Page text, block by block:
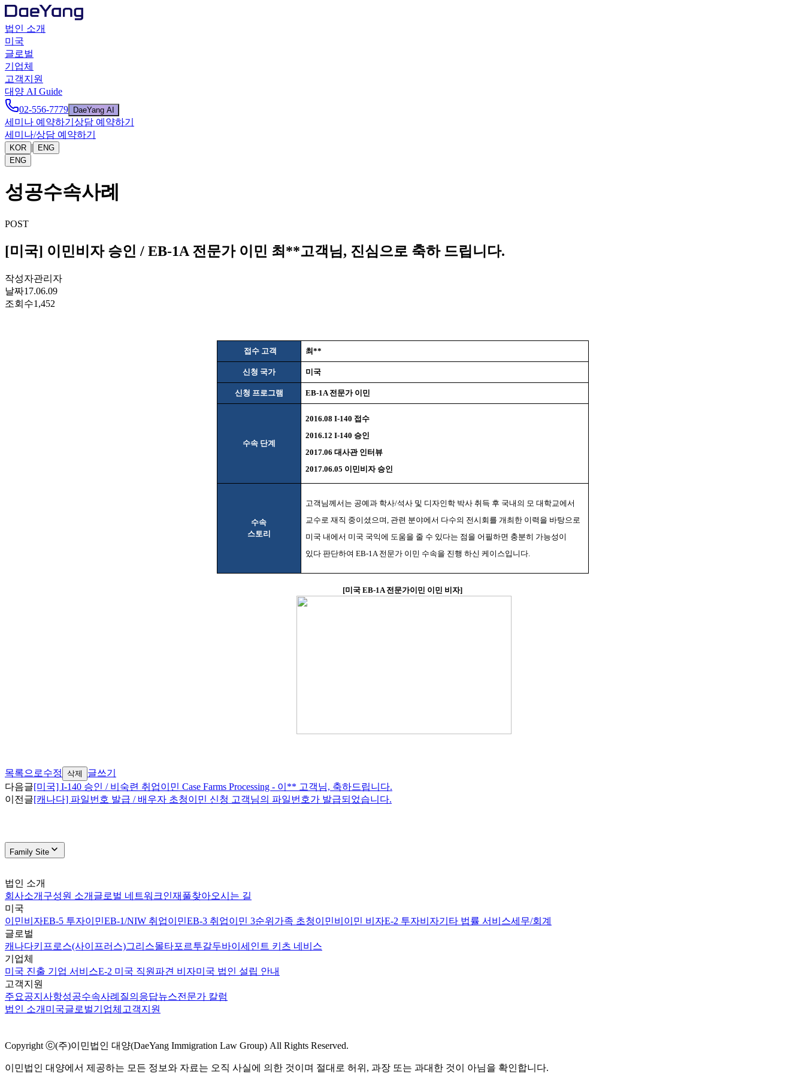
법인 소개
미국
글로벌
기업체
고객지원
대양 AI Guide
02-556-7779
DaeYang AI
세미나 예약하기 상담 예약하기
세미나/상담 예약하기
KOR |
ENG
ENG
성공수속사례
POST
[미국] 이민비자 승인 / EB-1A 전문가 이민 최**고객님, 진심으로 축하 드립니다.
작성자관리자
날짜17.06.09
조회수1,452
접수 고객 최**
신청 국가 미국
신청 프로그램 EB-1A 전문가 이민
수속 단계
2016.08 I-140 접수
2016.12 I-140 승인
2017.06 대사관 인터뷰
2017.06.05 이민비자 승인
수속
스토리
고객님께서는 공예과 학사/석사 및 디자인학 박사 취득 후 국내의 모 대학교에서
교수로 재직 중이셨으며 관련 분야에서 다수의 전시회를 개최한 이력을 바탕으로
미국 내에서 미국 국익에 도움을 줄 수 있다는 점을 어필하면 충분히 가능성이
있다 판단하여 EB-1A 전문가 이민 수속을 진행 하신 케이스입니다.
[미국 EB-1A 전문가이민 이민 비자]
목록으로수정 삭제
글쓰기
다음글[미국] I-140 승인 / 비숙련 취업이민 Case Farms Processing - 이** 고객님, 축하드립니다.
이전글[캐나다] 파일번호 발급 / 배우자 초청이민 신청 고객님의 파일번호가 발급되었습니다.
Family Site
법인 소개
회사소개 구성원 소개 글로벌 네트워크인재풀찾아오시는 길
미국
이민비자EB-5 투자이민EB-1/NIW 취업이민EB-3 취업이민 3순위 가족 초청이민비이민 비자E-2 투자비자기타 법률 서비스세무/회계
글로벌
캐나다키프로스(사이프러스)그리스몰타포르투갈두바이 세인트 키츠 네비스
기업체
미국 진출 기업 서비스E-2 미국 직원파견 비자미국 법인 설립 안내
고객지원
주요공지사항성공수속사례 질의응답뉴스전문가 칼럼
법인 소개 미국글로벌기업체 고객지원
Copyright ⓒ(주)이민법인 대양(DaeYang Immigration Law Group) All Rights Reserved.
이민법인 대양에서 제공하는 모든 정보와 자료는 오직 사실에 의한 것이며 절대로 허위, 과장 또는 과대한 것이 아님을 확인합니다.